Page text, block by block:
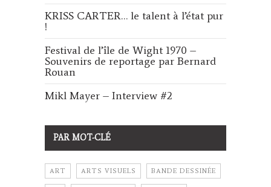
KRISS CARTER… le talent à l’état pur
!
Festival de l’île de Wight 1970 –
Souvenirs de reportage par Bernard
Rouan
Mikl Mayer – Interview #2
PAR MOT-CLÉ
ART ARTS VISUELS BANDE DESSINÉE